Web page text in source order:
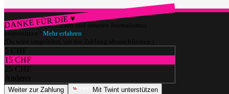
DANKE FÜR DIE ♥
Würdest du gerne watson und unseren Journalismus
unterstützen? Mehr erfahren
(Du wirst umgeleitet, um die Zahlung abzuschliessen.)
5 CHF
15 CHF
25 CHF
Anderer
Weiter zur Zahlung
Mit Twint unterstützen